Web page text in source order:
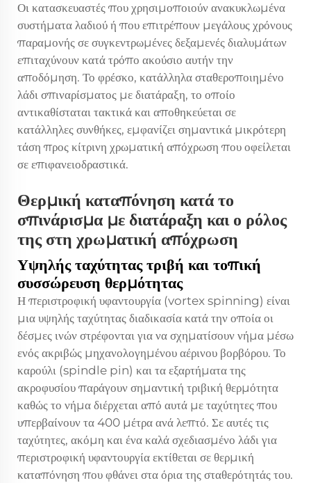
Οι κατασκευαστές που χρησιμοποιούν ανακυκλωμένα
συστήματα λαδιού ή που επιτρέπουν μεγάλους χρόνους
παραμονής σε συγκεντρωμένες δεξαμενές διαλυμάτων
επιταχύνουν κατά τρόπο ακούσιο αυτήν την
αποδόμηση. Το φρέσκο, κατάλληλα σταθεροποιημένο
λάδι σπιναρίσματος με διατάραξη, το οποίο
αντικαθίσταται τακτικά και αποθηκεύεται σε
κατάλληλες συνθήκες, εμφανίζει σημαντικά μικρότερη
τάση προς κίτρινη χρωματική απόχρωση που οφείλεται
σε επιφανειοδραστικά.
Θερμική καταπόνηση κατά το
σπινάρισμα με διατάραξη και ο ρόλος
της στη χρωματική απόχρωση
Υψηλής ταχύτητας τριβή και τοπική
συσσώρευση θερμότητας
Η περιστροφική υφαντουργία (vortex spinning) είναι
μια υψηλής ταχύτητας διαδικασία κατά την οποία οι
δέσμες ινών στρέφονται για να σχηματίσουν νήμα μέσω
ενός ακριβώς μηχανολογημένου αέρινου βορβόρου. Το
καρούλι (spindle pin) και τα εξαρτήματα της
ακροφυσίου παράγουν σημαντική τριβική θερμότητα
καθώς το νήμα διέρχεται από αυτά με ταχύτητες που
υπερβαίνουν τα 400 μέτρα ανά λεπτό. Σε αυτές τις
ταχύτητες, ακόμη και ένα καλά σχεδιασμένο λάδι για
περιστροφική υφαντουργία εκτίθεται σε θερμική
καταπόνηση που φθάνει στα όρια της σταθερότητάς του.